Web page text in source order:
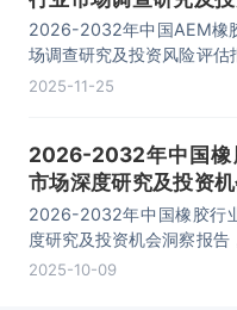
评估报告
2026-2032年中国AEM橡
场调查研究及投资风险评估
要包括行业重点企业竞争力
容。
2025-11-25
2026-2032年中国橡
市场深度研究及投资机
报告
2026-2032年中国橡胶行
度研究及投资机会洞察报告
括行业区域市场分析、生产
2025-10-09